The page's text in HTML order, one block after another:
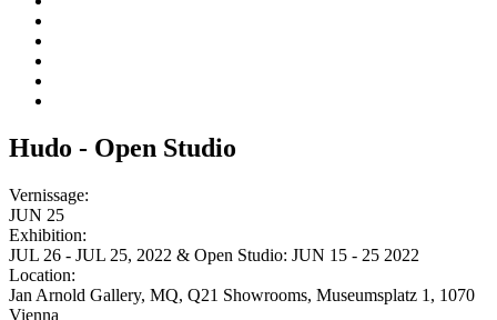
Hudo - Open Studio
Vernissage:
JUN 25
Exhibition:
JUL 26 - JUL 25, 2022 & Open Studio: JUN 15 - 25 2022
Location:
Jan Arnold Gallery, MQ, Q21 Showrooms, Museumsplatz 1, 1070
Vienna